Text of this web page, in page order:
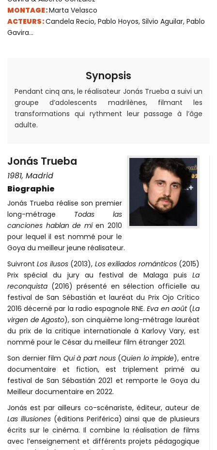
MONTAGE :Marta Velasco
ACTEURS :Candela Recio, Pablo Hoyos, Silvio Aguilar, Pablo
Gavira...
Synopsis
Pendant cinq ans, le réalisateur Jonás Trueba a suivi un
groupe d’adolescents madrilènes, filmant les
transformations qui rythment leur passage à l’âge
adulte.
Jonás Trueba
1981, Madrid
Biographie
Jonás Trueba réalise son premier
long-métrage Todas las
canciones hablan de míen 2010
pour lequel il est nommé pour le
Goya du meilleur jeune réalisateur.
SuivrontLos ilusos(2013), Los exiliados románticos(2015)
Prix spécial du jury au festival de Malaga puis La
reconquista (2016) présenté en sélection officielle au
festival de San Sébastián et lauréat du Prix Ojo Crítico
2016 décerné par la radio espagnole RNE.Eva en août(La
virgen de Agosto), son cinquième long-métrage lauréat
du prix de la critique internationale à Karlovy Vary, est
nommé pour le César du meilleur film étranger 2021.
Son dernier film Qui à part nous(Quien lo impide), entre
documentaire et fiction, est triplement primé au
festival de San Sébastián 2021 et remporte le Goya du
Meilleur documentaire en 2022.
Jonás est par ailleurs co-scénariste, éditeur, auteur de
Las illusiones(éditions Periférica) ainsi que de plusieurs
écrits sur le cinéma. Il combine la réalisation de films
avec l’enseignement et différents projets pédagogique